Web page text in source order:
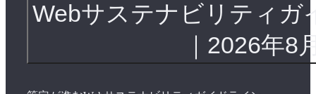
Webサステナビリティガ
｜2026年8